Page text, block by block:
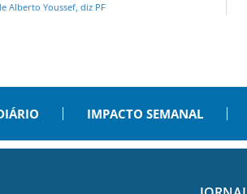
Alberto Youssef, diz PF
IMPACTO SEMANAL